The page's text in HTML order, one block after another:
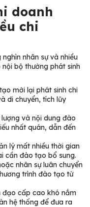
doanh
chi
nhân sự và nhiều
bộ thường phát sinh
mới lại phát sinh chi
di chuyển, tích lũy
lượng và nội dung đào
nhất quán, dẫn đến
lý mất nhiều thời gian
cần đào tạo bổ sung.
nhân sự luân chuyển
trình đào tạo từ
đạo cấp cao khó nắm
hệ thống để đưa ra